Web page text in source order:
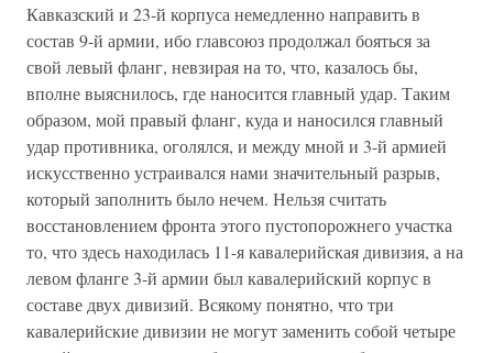
Кавказский и 23-й корпуса немедленно направить в
состав 9-й армии, ибо главсоюз продолжал бояться за
свой левый фланг, невзирая на то, что, казалось бы,
вполне выяснилось, где наносится главный удар. Таким
образом, мой правый фланг, куда и наносился главный
удар противника, оголялся, и между мной и 3-й армией
искусственно устраивался нами значительный разрыв,
который заполнить было нечем. Нельзя считать
восстановлением фронта этого пустопорожнего участка
то, что здесь находилась 11-я кавалерийская дивизия, а на
левом фланге 3-й армии был кавалерийский корпус в
составе двух дивизий. Всякому понятно, что три
кавалерийские дивизии не могут заменить собой четыре